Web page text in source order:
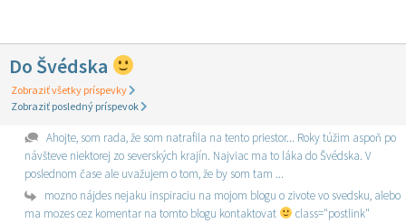
Do Švédska
Zobraziť všetky príspevky
Zobraziť posledný príspevok
Ahojte, som rada, že som natrafila na tento priestor... Roky túžim aspoň po
návšteve niektorej zo severských krajín. Najviac ma to láka do Švédska. V
poslednom čase ale uvažujem o tom, že by som tam ...
mozno nájdes nejaku inspiraciu na mojom blogu o zivote vo svedsku, alebo
ma mozes cez komentar na tomto blogu kontaktovat
class="postlink"